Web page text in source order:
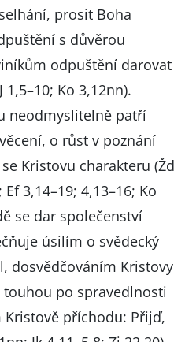
prosit Boha
s důvěrou
odpuštění darovat
1,5–10; Ko 3,12nn).
neodmyslitelně patří
o růst v poznání
Kristovu charakteru (Žd
3,14–19; 4,13–16; Ko
se dar společenství
úsilím o svědecký
dosvědčováním Kristovy
po spravedlnosti
Kristově příchodu: Přijď,